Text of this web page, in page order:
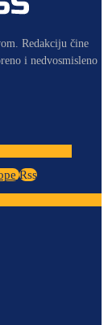
Redakciju čine
i nedvosmisleno
Rss